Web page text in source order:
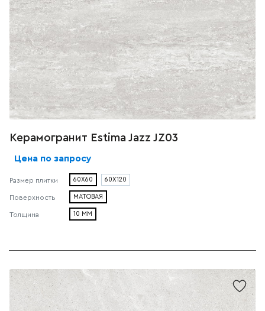
Керамогранит Estima Jazz JZ03
Цена по запросу
Размер плитки 60X60 60X120
Поверхность МАТОВАЯ
Толщина 10 ММ